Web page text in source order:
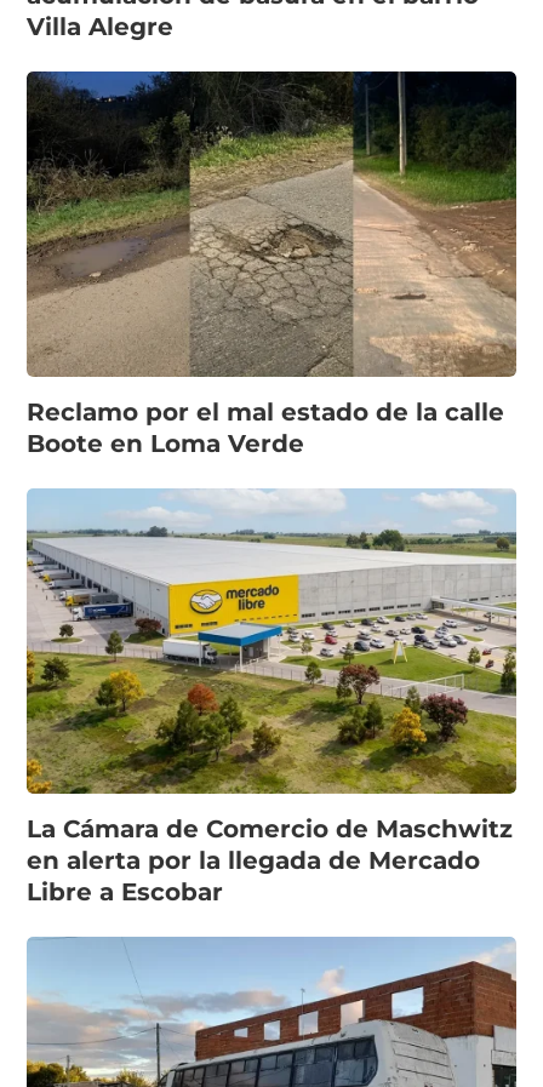
Villa Alegre
Reclamo por el mal estado de la calle
Boote en Loma Verde
La Cámara de Comercio de Maschwitz
en alerta por la llegada de Mercado
Libre a Escobar